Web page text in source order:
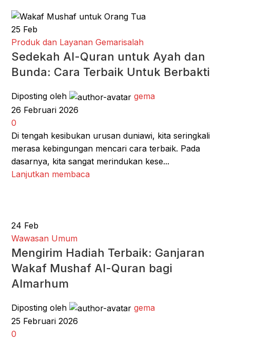
25 Feb
Produk dan Layanan Gemarisalah
Sedekah Al-Quran untuk Ayah dan
Bunda: Cara Terbaik Untuk Berbakti
Diposting oleh
gema
26 Februari 2026
0
Di tengah kesibukan urusan duniawi, kita seringkali
merasa kebingungan mencari cara terbaik. Pada
dasarnya, kita sangat merindukan kese...
Lanjutkan membaca
24 Feb
Wawasan Umum
Mengirim Hadiah Terbaik: Ganjaran
Wakaf Mushaf Al-Quran bagi
Almarhum
Diposting oleh
gema
25 Februari 2026
0